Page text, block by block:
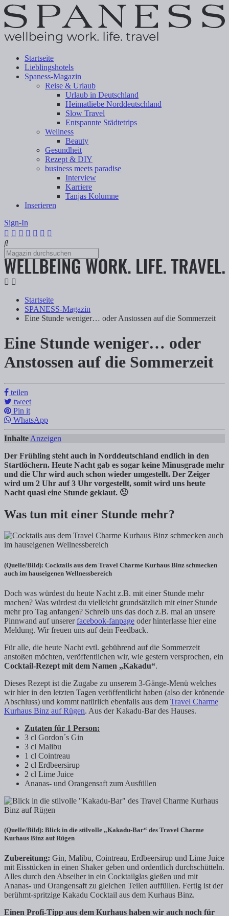
Startseite
Lieblingshotels
Spaness-Magazin
Reise & Urlaub
Urlaub in Deutschland
Heimatliebe Norddeutschland
Slow Travel
Entspannte Städtetrips
Wellness
Beauty
Gesundheit
Rezept & DIY
business meets paradise
Interview
Karriere
Tanjas Kolumne
Inserieren
Sign-In
Startseite
SPANESS-Magazin
Eine Stunde weniger… oder Anstossen auf die Sommerzeit
Eine Stunde weniger… oder Anstossen
Tanja Klindworth
Der Frühling steht auch in Norddeutschland endlich in den
Eine Stunde weniger… oder
Anstossen auf die Sommerzeit
teilen
tweet
Pin it
WhatsApp
Inhalte Anzeigen
Der Frühling steht auch in Norddeutschland endlich in den
Startlöchern. Heute Nacht gab es sogar keine Minusgrade mehr
und die Uhr wird auch schon wieder umgestellt. Der Zeiger
wird um 2 Uhr auf 3 Uhr vorgestellt, somit wird uns heute
Nacht quasi eine Stunde geklaut. 🙂
Was tun mit einer Stunde mehr?
(Quelle/Bild): Cocktails aus dem Travel Charme Kurhaus Binz schmecken
auch im hauseigenen Wellnessbereich
Doch was würdest du heute Nacht z.B. mit einer Stunde mehr
machen? Was würdest du vielleicht grundsätzlich mit einer Stunde
mehr pro Tag anfangen? Schreib uns das doch z.B. mal an unsere
Pinnwand auf unsererfacebook-fanpage oder hinterlasse hier eine
Meldung. Wir freuen uns auf dein Feedback.
Für alle, die heute Nacht evtl. gebührend auf die Sommerzeit
anstoßen möchten, veröffentlichen wir, wie gestern versprochen, ein
Cocktail-Rezept mit dem Namen „Kakadu“.
Dieses Rezept ist die Zugabe zu unserem 3-Gänge-Menü welches
wir hier in den letzten Tagen veröffentlicht haben (also der krönende
Abschluss) und kommt natürlich ebenfalls aus dem Travel Charme
Kurhaus Binz auf Rügen. Aus der Kakadu-Bar des Hauses.
Zutaten für 1 Person:
3 cl Gordon´s Gin
3 cl Malibu
1 cl Cointreau
2 cl Erdbeersirup
2 cl Lime Juice
Ananas- und Orangensaft zum Ausfüllen
(Quelle/Bild): Blick in die stilvolle „Kakadu-Bar“ des Travel Charme
Kurhaus Binz auf Rügen
Zubereitung: Gin, Malibu, Cointreau, Erdbeersirup und Lime Juice
mit Eisstücken in einen Shaker geben und ordentlich durchschütteln.
Alles durch den Abseiher in ein Cocktailglas gießen und mit
Ananas- und Orangensaft zu gleichen Teilen auffüllen. Fertig ist der
berühmt-spritzige Kakadu Cocktail aus dem Kurhaus Binz.
Einen Profi-Tipp aus dem Kurhaus haben wir auch noch für